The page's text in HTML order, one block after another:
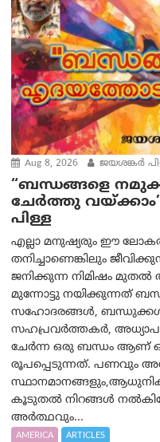
Aug 8, 2026 ജയശങ്കര്‍
“ബന്ധങ്ങളെ
ചേർത്തു
പിള്ള
എല്ലാ മനുഷ്യരും ഈ
തനിച്ചാണെങ്കിലും
ജനിക്കുന്ന നിമിഷം
മുന്നോട്ടു നയിക്കുന്നത്
സഹോദരങ്ങൾ,
സഹപ്രവർത്തകർ,
ചേർന്ന ഒരു ബന്ധം ആണ്
രൂപപ്പെടുന്നത്. പണവും
കൂടുതൽ നിറങ്ങൾ
അർത്ഥവും...
AMERICA ARTICLES